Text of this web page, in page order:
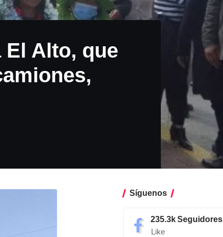
Alto, que
Síguenos
235.3kSeguidores
Like